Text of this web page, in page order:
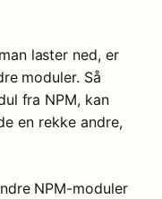
laster ned, er
moduler. Så
fra NPM, kan
en rekke andre,
NPM-moduler